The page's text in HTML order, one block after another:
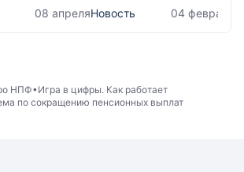
08 апреляНовость
04 февраля
НПФ Игра в цифры. Как работает
по сокращению пенсионных выплат